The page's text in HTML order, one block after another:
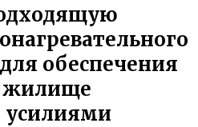
обеспечения
жилище
усилиями